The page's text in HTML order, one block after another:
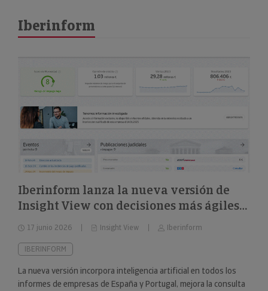
Iberinform
Iberinform lanza la nueva versión de
Insight View con decisiones más ágiles
sobre 322 millones de empresas y
nuevas capacidades en su
funcionalidad de IA
17 junio 2026 Insight View Iberinform
IBERINFORM
La nueva versión incorpora inteligencia artificial en todos los
informes de empresas de España y Portugal, mejora la consulta